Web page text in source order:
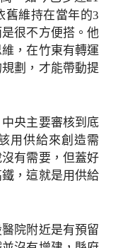
舊維持在當年的3
很不方便搭。他
，在竹東有轉運
劃，才能帶動提
央主要審核到底
用供給來創造需
有需要，但蓋好
，這就是用供給
院附近是有預留